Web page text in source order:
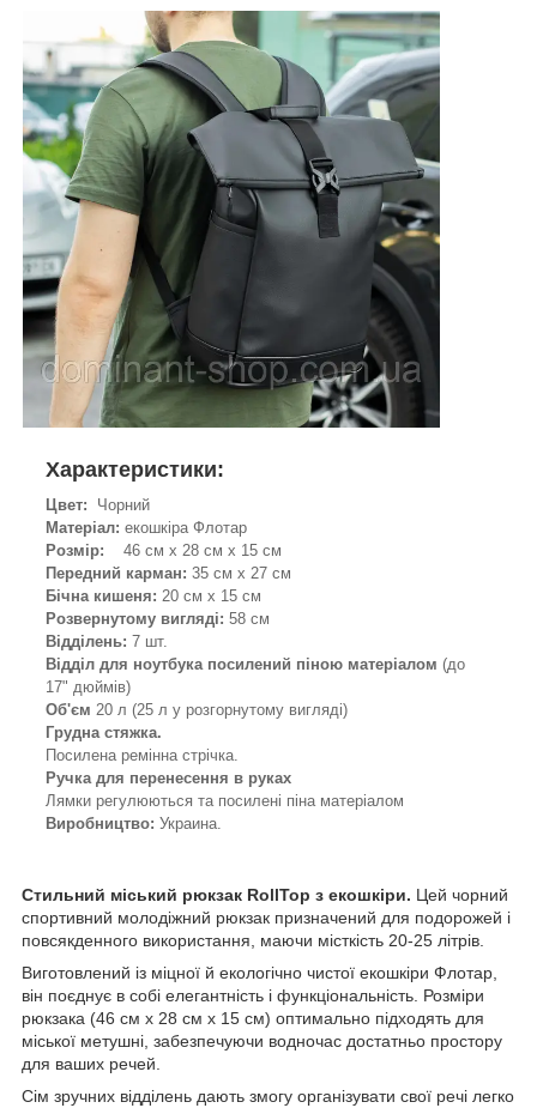
Характеристики:
Цвет: Чорний
Матеріал: екошкіра Флотар
Розмір: 46 см х 28 см х 15 см
Передний карман: 35 см х 27 см
Бічна кишеня: 20 см х 15 см
Розвернутому вигляді: 58 см
Відділень: 7 шт.
Відділ для ноутбука посилений піною матеріалом (до
17" дюймів)
Об'єм 20 л (25 л у розгорнутому вигляді)
Грудна стяжка.
Посилена ремінна стрічка.
Ручка для перенесення в руках
Лямки регулюються та посилені піна матеріалом
Виробництво: Украина.
Стильний міський рюкзак RollTop з екошкіри. Цей чорний
спортивний молодіжний рюкзак призначений для подорожей і
повсякденного використання, маючи місткість 20-25 літрів.
Виготовлений із міцної й екологічно чистої екошкіри Флотар,
він поєднує в собі елегантність і функціональність. Розміри
рюкзака (46 см х 28 см х 15 см) оптимально підходять для
міської метушні, забезпечуючи водночас достатньо простору
для ваших речей.
Сім зручних відділень дають змогу організувати свої речі легко